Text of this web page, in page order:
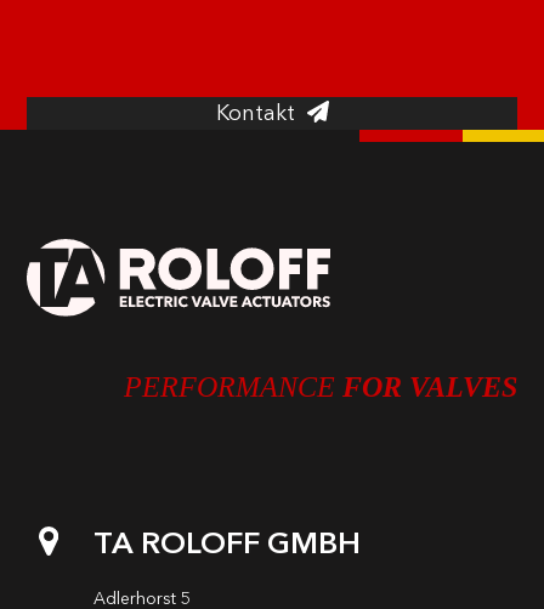
Kontakt
PERFORMANCE FOR VALVES
TA ROLOFF GMBH
Adlerhorst 5